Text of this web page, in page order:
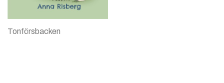
Tonförsbacken